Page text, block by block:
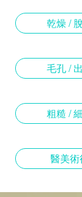
乾燥 /
毛孔 /
粗糙 /
醫美術